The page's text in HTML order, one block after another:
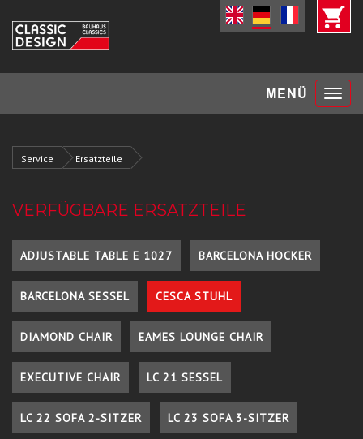
MENÜ Toggle
Service Ersatzteile
VERFÜGBARE ERSATZTEILE
ADJUSTABLE TABLE E 1027 BARCELONA HOCKER
BARCELONA SESSEL CESCA STUHL
DIAMOND CHAIR EAMES LOUNGE CHAIR
EXECUTIVE CHAIR LC 21 SESSEL
LC 22 SOFA 2-SITZER LC 23 SOFA 3-SITZER